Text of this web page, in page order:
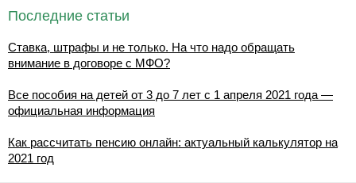
Последние статьи
Ставка, штрафы и не только. На что надо обращать
внимание в договоре с МФО?
Все пособия на детей от 3 до 7 лет с 1 апреля 2021 года —
официальная информация
Как рассчитать пенсию онлайн: актуальный калькулятор на
2021 год